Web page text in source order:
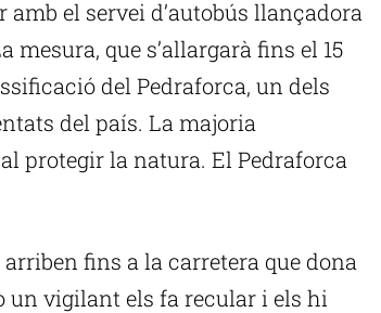
el servei d’autobús llançadora
mesura, que s’allargarà fins el 15
del Pedraforca, un dels
del país. La majoria
protegir la natura. El Pedraforca
fins a la carretera que dona
un vigilant els fa recular i els hi